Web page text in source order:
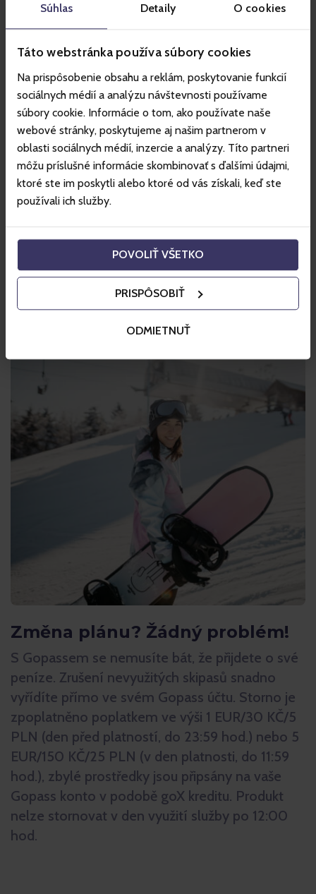
Súhlas Detaily O cookies
Táto webstránka používa súbory cookies
Na prispôsobenie obsahu a reklám, poskytovanie funkcií
sociálnych médií a analýzu návštevnosti používame
súbory cookie. Informácie o tom, ako používate naše
webové stránky, poskytujeme aj našim partnerom v
oblasti sociálnych médií, inzercie a analýzy. Títo partneri
môžu príslušné informácie skombinovať s ďalšími údajmi,
ktoré ste im poskytli alebo ktoré od vás získali, keď ste
používali ich služby.
POVOLIŤ VŠETKO
PRISPÔSOBIŤ
ODMIETNUŤ
PLÁNOVANÉ OTEVŘENÍ: 06.12.2025
Štrbské Pleso
Koupit skipas
Změna plánu? Žádný problém!
S Gopassem se nemusíte bát, že přijdete o své
peníze. Zrušení nevyužitých skipasů snadno
vyřídíte přímo ve svém Gopass účtu. Storno je
zpoplatněno poplatkem ve výši 1 EUR/30 KČ/5
PLN (den před platností, do 23:59 hod.) nebo 5
EUR/150 KČ/25 PLN (v den platnosti, do 11:59
hod.), zbylé prostředky jsou připsány na vaše
Gopass konto v podobě goX kreditu. Produkt
nelze stornovat v den využití služby po 12:00
hod.